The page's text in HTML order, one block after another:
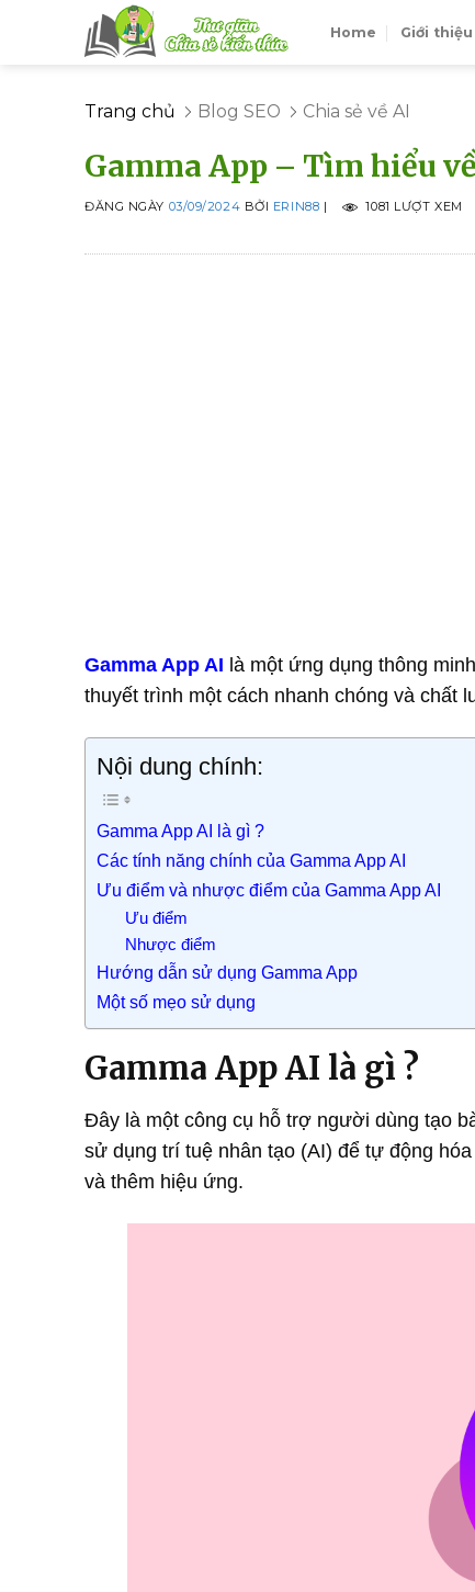
Home Giới thiệu
Trang chủ Blog SEO Chia sẻ về AI
Gamma App – Tìm hiểu
ĐĂNG NGÀY 03/09/2024 BỞI ERIN88 | 1081 LƯỢT XEM
Gamma App AI là một ứng dụng thông
thuyết trình một cách nhanh chóng và
Nội dung chính:
Gamma App AI là gì ?
Các tính năng chính của Gamma App AI
Ưu điểm và nhược điểm của Gamma App AI
Ưu điểm
Nhược điểm
Hướng dẫn sử dụng Gamma App
Một số mẹo sử dụng
Gamma App AI là gì ?
Đây là một công cụ hỗ trợ người dùng tạo
sử dụng trí tuệ nhân tạo (AI) để tự động
và thêm hiệu ứng.